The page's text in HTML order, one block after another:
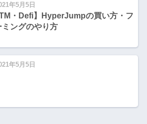
年5月5日
・Defi】HyperJumpの買い方・フ
ミングのやり方
年5月5日